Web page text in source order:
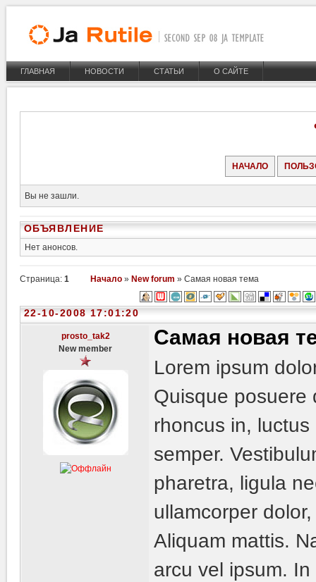
ГЛАВНАЯ НОВОСТИ СТАТЬИ О САЙТЕ
НАЧАЛО
Вы не зашли.
ОБЪЯВЛЕНИЕ
Нет анонсов.
Страница: 1 Начало » New forum » Самая новая тема
22-10-2008 17:01:20
prosto_tak2
New member
Самая новая
Lorem ipsum
Quisque posuere
rhoncus in,
semper.
pharetra, ligula
ullamcorper
Aliquam mattis.
arcu vel ipsum.